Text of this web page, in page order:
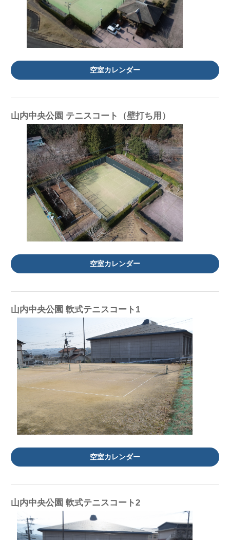
空室カレンダー
山内中央公園 テニスコート（壁打ち用）
空室カレンダー
山内中央公園 軟式テニスコート1
空室カレンダー
山内中央公園 軟式テニスコート2